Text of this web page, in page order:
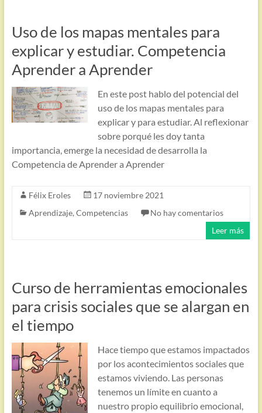
Uso de los mapas mentales para
explicar y estudiar. Competencia
Aprender a Aprender
En este post hablo del potencial del
uso de los mapas mentales para
explicar y para estudiar. Al reflexionar
sobre porqué les doy tanta
importancia, emerge la necesidad de desarrolla la
Competencia de Aprender a Aprender
Félix Eroles
17 noviembre 2021
Aprendizaje, Competencias
No hay comentarios
Leer más
Curso de herramientas emocionales
para crisis sociales que se alargan en
el tiempo
Hace tiempo que estamos impactados
por los acontecimientos sociales que
estamos viviendo. Las personas
tenemos un límite en cuanto a
nuestro propio equilibrio emocional,